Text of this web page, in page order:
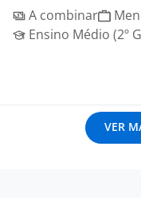
A combinar
Ensino Médio (2º
VER